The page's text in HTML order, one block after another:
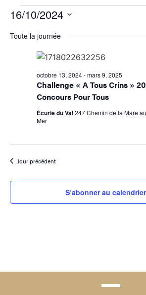
16/10/2024
une
date.
Toute la journée
Challenge « A Tous Crins »
Concours Pour Tous
octobre 13, 2024-mars 9, 2025
Écurie du Val247 Chemin de la Mare
Mer
Jour précédent
S’abonner au calendrier